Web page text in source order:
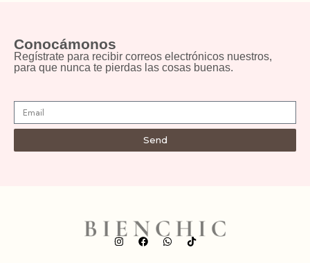
Conocámonos
Regístrate para recibir correos electrónicos nuestros,
para que nunca te pierdas las cosas buenas.
Send